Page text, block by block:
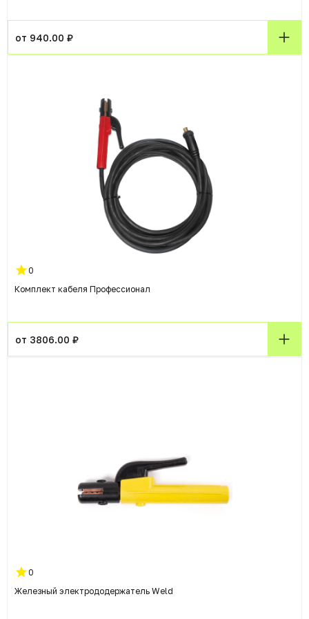
от 940.00 ₽
0
Комплект кабеля Профессионал
от 3806.00 ₽
0
Железный электрододержатель Weld